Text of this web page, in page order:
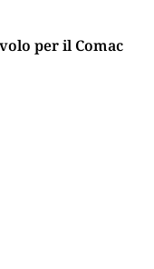
per il Comac